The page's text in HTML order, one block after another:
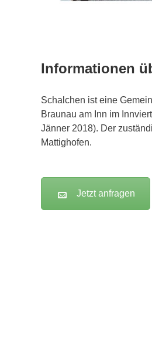
Informationen
Schalchen ist eine
Braunau am Inn im
Jänner 2018). Der
Mattighofen.
Jetzt anfragen